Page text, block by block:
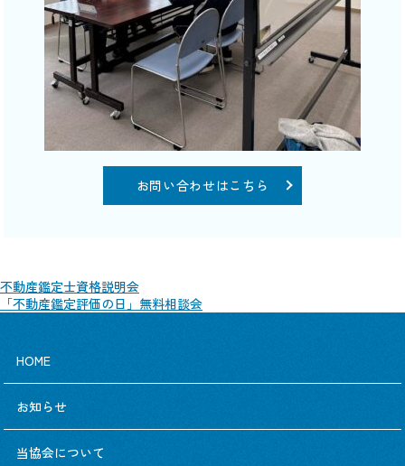
お問い合わせはこちら
不動産鑑定士資格説明会
「不動産鑑定評価の日」無料相談会
HOME
お知らせ
当協会について